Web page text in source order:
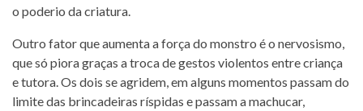
o poderio da criatura.
Outro fator que aumenta a força do monstro é o nervosismo,
que só piora graças a troca de gestos violentos entre criança
e tutora. Os dois se agridem, em alguns momentos passam do
limite das brincadeiras ríspidas e passam a machucar,